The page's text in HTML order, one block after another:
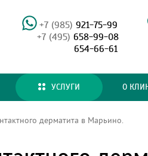
+7 (985) 921-75-99
+7 (495) 658-99-08
654-66-61
УСЛУГИ О
дерматита в Марьино.